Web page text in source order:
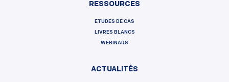
RESSOURCES
ÉTUDES DE CAS
LIVRES BLANCS
WEBINARS
ACTUALITÉS